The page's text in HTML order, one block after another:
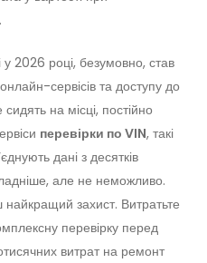
у 2026 році, безумовно, став
сервісів та доступу до
на місці, постійно
перевірки по VIN, такі
дані з десятків
але не неможливо.
захист. Витратьте
перевірку перед
витрат на ремонт